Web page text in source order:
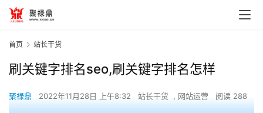
首页 站长干货
刷关键字排名seo,刷关键字排名怎样
聚禄鼎 2022年11月28日 上午8:32 站长干货 , 网站运营 阅读 288